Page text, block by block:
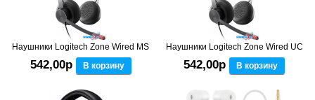
Наушники Logitech Zone Wired MS
542,00р В корзину
Наушники Logitech Zone Wired UC
542,00р В корзину